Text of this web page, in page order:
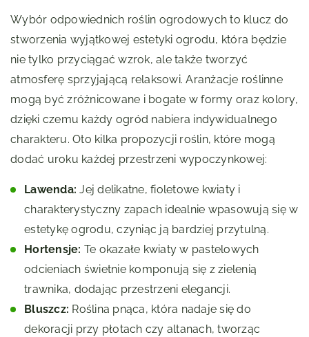
Wybór odpowiednich roślin ogrodowych to klucz do
stworzenia wyjątkowej estetyki ogrodu, która będzie
nie tylko przyciągać wzrok, ale także tworzyć
atmosferę sprzyjającą relaksowi. Aranżacje roślinne
mogą być zróżnicowane i bogate w formy oraz kolory,
dzięki czemu każdy ogród nabiera indywidualnego
charakteru. Oto kilka propozycji roślin, które mogą
dodać uroku każdej przestrzeni wypoczynkowej:
Lawenda: Jej delikatne, fioletowe kwiaty i
charakterystyczny zapach idealnie wpasowują się w
estetykę ogrodu, czyniąc ją bardziej przytulną.
Hortensje: Te okazałe kwiaty w pastelowych
odcieniach świetnie komponują się z zielenią
trawnika, dodając przestrzeni elegancji.
Bluszcz: Roślina pnąca, która nadaje się do
dekoracji przy płotach czy altanach, tworząc